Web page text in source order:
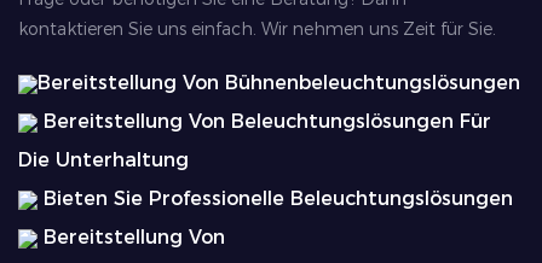
kontaktieren Sie uns einfach. Wir nehmen uns Zeit für Sie.
Bereitstellung Von Bühnenbeleuchtungslösungen
Bereitstellung Von Beleuchtungslösungen Für
Die Unterhaltung
Bieten Sie Professionelle Beleuchtungslösungen
Bereitstellung Von